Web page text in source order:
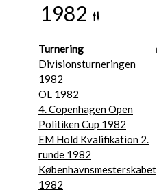
1982
Turnering
Divisionsturneringen
1982
OL 1982
4. Copenhagen Open
Politiken Cup 1982
EM Hold Kvalifikation 2.
runde 1982
Københavnsmesterskabet
1982